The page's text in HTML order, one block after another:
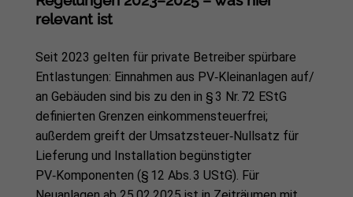
relevant ist
Seit 2023 gelten für private Betreiber spürbare
Entlastungen: Einnahmen aus PV‑Kleinanlagen auf/
an Gebäuden sind bis zu den in § 3 Nr. 72 EStG
definierten Grenzen einkommensteuerfrei;
außerdem greift der Umsatzsteuer‑Nullsatz für
Lieferung und Installation begünstigter
PV‑Komponenten (§ 12 Abs. 3 UStG). Für